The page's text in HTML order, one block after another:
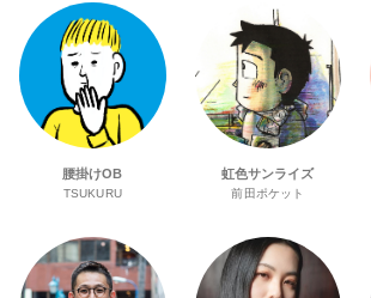
腰掛けOB
TSUKURU
虹色サンライズ
前田ポケット